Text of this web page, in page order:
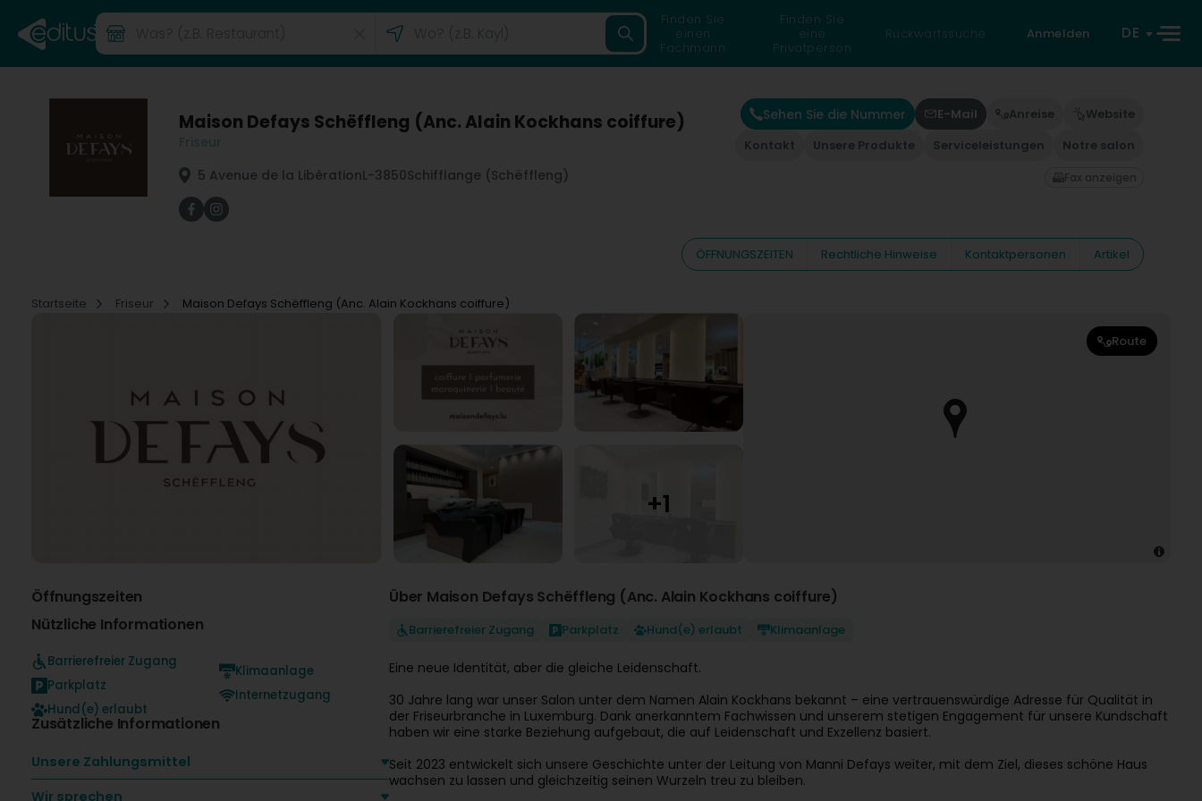
Finden Sie
einen
Fachmann
Finden Sie
eine
Privatperson
Rückwärtssuche Anmelden DE
Maison Defays Schëffleng (Anc. Alain Kockhans coiffure)
5 Avenue de la LibérationL-3850Schifflange (Schëffleng)
Sehen Sie die Nummer E-Mail Anreise
Website
Kontakt
Unsere Produkte Serviceleistungen Notre salon
Fax anzeigen
ÖFFNUNGSZEITEN Rechtliche Hinweise Kontaktpersonen Artikel
Startseite Friseur Maison Defays Schëffleng (Anc. Alain Kockhans coiffure)
Route
Öffnungszeiten
Nützliche Informationen
Barrierefreier Zugang
Parkplatz
Hund(e) erlaubt
Klimaanlage
Internetzugang
Zusätzliche Informationen
Unsere Zahlungsmittel
Wir sprechen
Über Maison Defays Schëffleng (Anc. Alain Kockhans coiffure)
Barrierefreier Zugang Parkplatz Hund(e) erlaubt Klimaanlage
Eine neue Identität, aber die gleiche Leidenschaft.
30 Jahre lang war unser Salon unter dem Namen Alain Kockhans bekannt – eine vertrauenswürdige Adresse für Qualität in
der Friseurbranche in Luxemburg. Dank anerkanntem Fachwissen und unserem stetigen Engagement für unsere Kundschaft
haben wir eine starke Beziehung aufgebaut, die auf Leidenschaft und Exzellenz basiert.
Seit 2023 entwickelt sich unsere Geschichte unter der Leitung von Manni Defays weiter, mit dem Ziel, dieses schöne Haus
wachsen zu lassen und gleichzeitig seinen Wurzeln treu zu bleiben.